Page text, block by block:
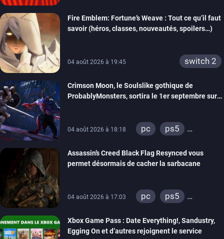
Fire Emblem: Fortune’s Weave : Tout ce qu’il faut
savoir (héros, classes, nouveautés, spoilers…)
04 août 2026 à 19:45 switch 2
Crimson Moon, le Soulslike gothique de
ProbablyMonsters, sortira le 1er septembre sur
04 août 2026 à 18:18 pc
ps5
Assassin’s Creed Black Flag Resynced vous
permet désormais de cacher la sarbacane
04 août 2026 à 17:03 pc
ps5
Xbox Game Pass : Date Everything!, Sandustry,
Egging On et d’autres rejoignent le service